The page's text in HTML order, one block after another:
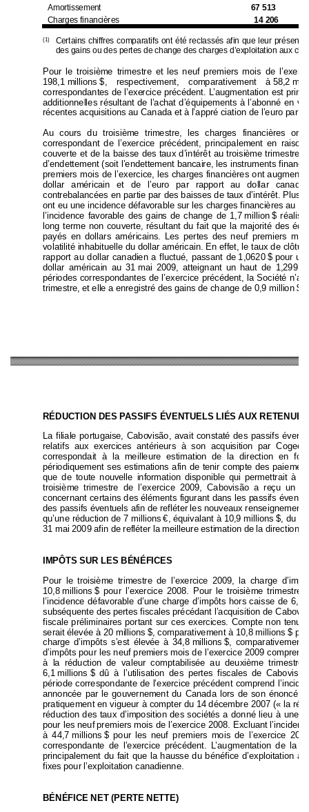
Amortissement
67 513
Charges financières 14 206
(1) Certains chiffres comparatifs ont été reclassés afin que leur présentat
des gains ou des pertes de change des charges d’exploitation aux
Pour le troisième trimestre et les neuf premiers mois de
198,1 millions $, respectivement, comparativement à 58,2
correspondantes de l’exercice précédent. L’augmentation est pr
additionnelles résultant de l’achat d’équipements à l’abonné en vu
récentes acquisitions au Canada et à l’appré ciation de l’euro par
Au cours du troisième trimestre, les charges financières ont
correspondant de l’exercice précédent, principalement en raison
couverte et de la baisse des taux d’intérêt au troisième trimestre,
d’endettement (soit l’endettement bancaire, les instruments finan
premiers mois de l’exercice, les charges financières ont augment
dollar américain et de
l’euro par rapport au dollar
contrebalancées en partie par des baisses de taux d’intérêt. Plus
ont eu une incidence défavorable sur les charges financières au
l’incidence favorable des gains de change de 1,7 million $ réalis
long terme non couverte, résultant du fait que la majorité des
payés en dollars américains. Les pertes des neuf premiers
volatilité inhabituelle du dollar américain. En effet, le taux de
rapport au dollar canadien a fluctué, passant de 1,0620 $ pour un
dollar américain au 31 mai 2009, atteignant un haut de 1,2991
périodes correspondantes de l’exercice précédent, la Société n’a
trimestre, et elle a enregistré des gains de change de 0,9 million $
RÉDUCTION DES PASSIFS ÉVENTUELS LIÉS AUX RETE
La filiale portugaise, Cabovisão, avait constaté des passifs
relatifs aux exercices antérieurs à son acquisition par Cogeco
correspondait à la meilleure estimation de la direction en
périodiquement ses estimations afin de tenir compte des paiem
que de toute nouvelle information disponible qui permettrait à la
troisième trimestre de l’exercice 2009, Cabovisão a reçu un
concernant certains des éléments figurant dans les passifs
des passifs éventuels afin de refléter les nouveaux renseignement
qu’une réduction de 7 millions €, équival ant à 10,9 millions $, du
31 mai 2009 afin de refléter la meilleure estimation de la direction.
IMPÔTS SUR LES BÉNÉFICES
Pour le troisième trimestre de l’exercice 2009, la charge
10,8 millions $ pour l’exercice 2008. Pour le troisième trimestre
l’incidence défavorable d’une charge d’impôts hors caisse de 6,1
subséquente des pertes fiscales précédant l’acquisition de C
fiscale préliminaires portant sur ces exercices. Compte non tenu
serait élevée à 20 millions $, comparativement à 10,8 millions $
charge d’impôts s’est élevée à 34,8 millions $, comparativ
d’impôts pour les neuf premiers mois de l’exercice 2009 comprend
à la réduction de valeur comptabilisée au deuxième trimestre
6,1 millions $ dû à l’utilisation des pertes fiscales de Cabov
période correspondante de l’exercice précédent comprend l’incide
annoncée par le gouvernement du Canada lors de son énoncé
pratiquement en vigueur à compter du 14 décembre 2007 (« la
réduction des taux d’imposition des sociétés a donné lieu à une
pour les neuf premiers mois de l’exercice 2008. Excluant l’inciden
à 44,7 millions $ pour les neuf premiers mois de l’exercice
correspondante de l’exercice précédent. L’augmentation de la
principalement du fait que la hausse du bénéfice d’exploitation
fixes pour l’exploitation canadienne.
BÉNÉFICE NET (PERTE NETTE)